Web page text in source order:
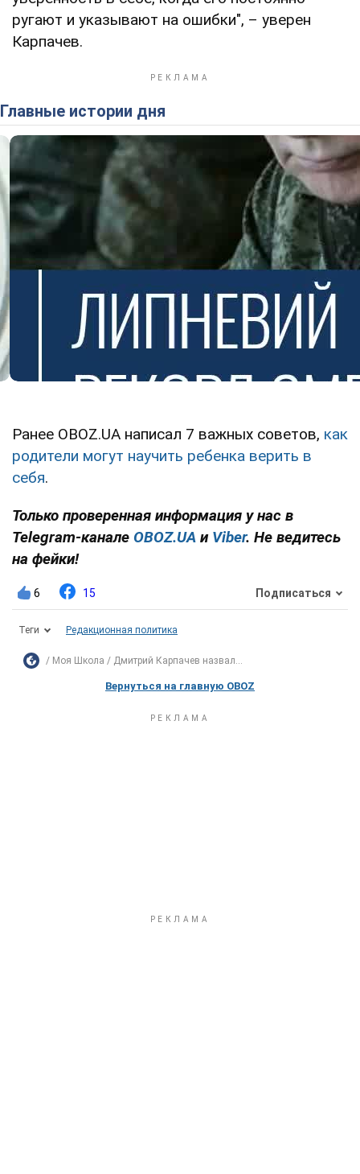
ругают и указывают на ошибки", – уверен
Карпачев.
Главные истории дня
Ранее OBOZ.UA написал 7 важных советов, как
родители могут научить ребенка верить в
себя.
Только проверенная информация у нас в
Telegram-канале OBOZ.UA и Viber. Не ведитесь
на фейки!
6 15 Подписаться
Теги Редакционная политика
Моя Школа Дмитрий Карпачев назвал...
Вернуться на главную OBOZ